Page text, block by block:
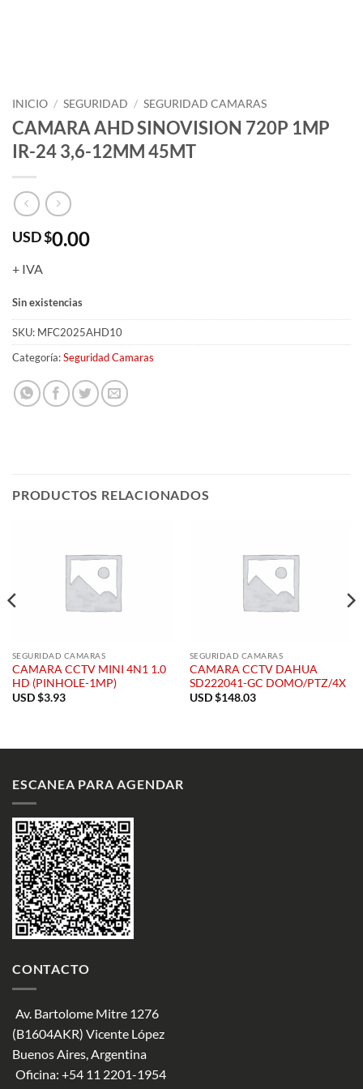
INICIO / SEGURIDAD / SEGURIDAD CAMARAS
CAMARA AHD SINOVISION 720P 1MP
IR-24 3,6-12MM 45MT
USD $0.00
+ IVA
Sin existencias
SKU: MFC2025AHD10
Categoría:Seguridad Camaras
PRODUCTOS RELACIONADOS
SEGURIDAD CAMARAS
CAMARA CCTV MINI 4N1 1.0
HD (PINHOLE-1MP)
USD $3.93
SEGURIDAD CAMARAS
CAMARA CCTV DAHUA
SD222041-GC DOMO/PTZ/4X
USD $148.03
ESCANEA PARA AGENDAR
CONTACTO
Av. Bartolome Mitre 1276
(B1604AKR) Vicente López
Buenos Aires, Argentina
Oficina: +54 11 2201-1954